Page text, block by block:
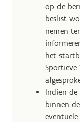
op de
beslist
nemen
het
Indien
binnen